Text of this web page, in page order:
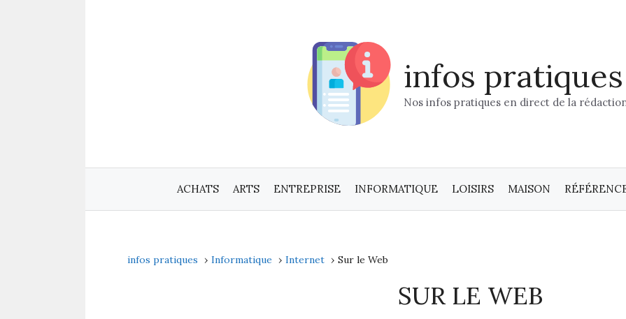
infos pratiques
Nos infos pratiques en direct de la
ACHATS ARTS ENTREPRISE INFORMATIQUE LOISIRS MAISON
Automatically
Hierarchic
-
infos pratiques Informatique Internet Sur le Web
SUR LE WEB